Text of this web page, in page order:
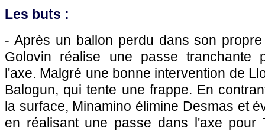
Les buts :
- Après un ballon perdu dans son
Golovin réalise une passe tranchante
l'axe. Malgré une bonne intervention de
Balogun, qui tente une frappe. En
la surface, Minamino élimine Desmas et
en réalisant une passe dans l'axe pour